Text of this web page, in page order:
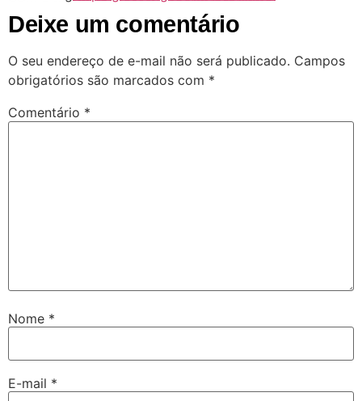
Deixe um comentário
O seu endereço de e-mail não será publicado. Campos
obrigatórios são marcados com *
Comentário *
Nome *
E-mail *